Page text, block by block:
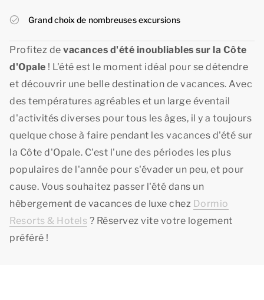
Grand choix de nombreuses excursions
Profitez de vacances d'été inoubliables sur la Côte
d'Opale ! L'été est le moment idéal pour se détendre
et découvrir une belle destination de vacances. Avec
des températures agréables et un large éventail
d'activités diverses pour tous les âges, il y a toujours
quelque chose à faire pendant les vacances d'été sur
la Côte d'Opale. C'est l'une des périodes les plus
populaires de l'année pour s'évader un peu, et pour
cause. Vous souhaitez passer l'été dans un
hébergement de vacances de luxe chez Dormio
Resorts & Hotels ? Réservez vite votre logement
préféré !